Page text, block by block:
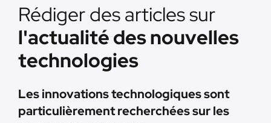
Rédiger des articles sur
l'actualité des nouvelles
technologies
Les innovations technologiques sont
particulièrement recherchées sur les